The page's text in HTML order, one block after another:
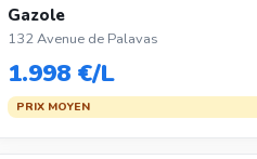
Gazole
132 Avenue de Palavas
1.998 €/L
PRIX MOYEN